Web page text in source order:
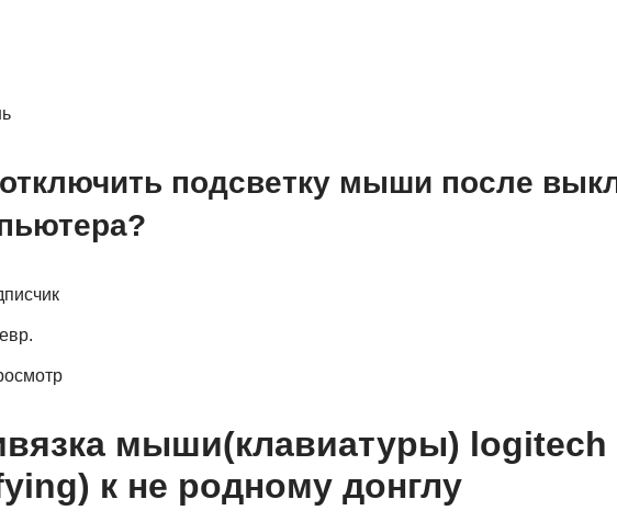
подсветку мыши после
мыши(клавиатуры) logitech
к не родному донглу